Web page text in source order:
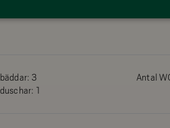
3 Antal
1